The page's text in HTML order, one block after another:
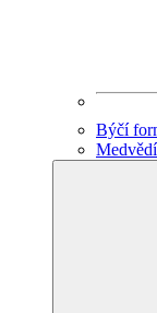
Býčí